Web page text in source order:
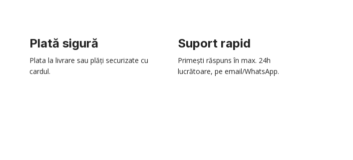
Plată sigură
Plata la livrare sau plăți securizate cu
cardul.
Suport rapid
Primești răspuns în max. 24h
lucrătoare, pe email/WhatsApp.